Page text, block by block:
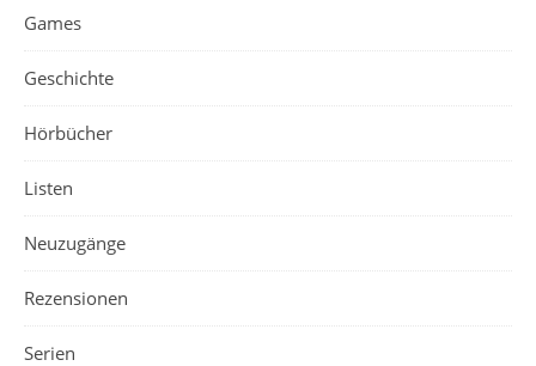
Games
Geschichte
Hörbücher
Listen
Neuzugänge
Rezensionen
Serien